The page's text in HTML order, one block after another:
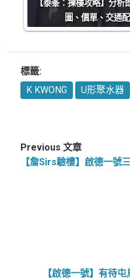
【泰峯：揀樓攻略】分
圖、價單、交通
標籤:
K KWONG
U形聚水器
Previous 文章
【詹Sirs驗樓】啟德一號
【啟德一號】有待